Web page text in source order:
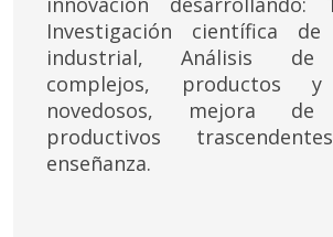
Investigación científica de
industrial, Análisis de
complejos, productos y
novedosos, mejora de
productivos
enseñanza.